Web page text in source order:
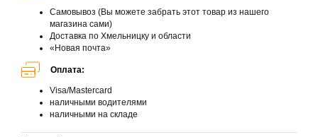
Самовывоз (Вы можете забрать этот товар из нашего
магазина сами)
Доставка по Хмельницку и области
«Новая почта»
Оплата:
Visa/Mastercard
наличными водителями
наличными на складе